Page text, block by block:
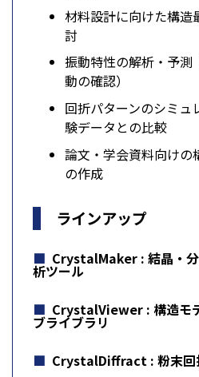
材料設計に向けた構造
討
振動特性の解析・予測
動の確認）
回折パターンのシミュ
験データとの比較
論文・学会資料向けの
の作成
ラインアップ
CrystalMaker : 結晶・
析ツール
CrystalViewer : 構造モ
ブライブラリ
CrystalDiffract : 粉末